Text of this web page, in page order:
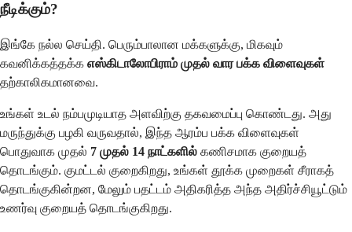
நீடிக்கும்?
இங்கே நல்ல செய்தி. பெரும்பாலான மக்களுக்கு, மிகவும்
கவனிக்கத்தக்க எஸ்கிடாலோபிராம் முதல் வார பக்க விளைவுகள்
தற்காலிகமானவை.
உங்கள் உடல் நம்பமுடியாத அளவிற்கு தகவமைப்பு கொண்டது. அது
மருந்துக்கு பழகி வருவதால், இந்த ஆரம்ப பக்க விளைவுகள்
பொதுவாக முதல் 7 முதல் 14 நாட்களில் கணிசமாக குறையத்
தொடங்கும். குமட்டல் குறைகிறது, உங்கள் தூக்க முறைகள் சீராகத்
தொடங்குகின்றன, மேலும் பதட்டம் அதிகரித்த அந்த அதிர்ச்சியூட்டும்
உணர்வு குறையத் தொடங்குகிறது.